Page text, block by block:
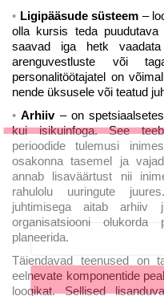
Ligipääsude süsteem –
olla kursis teda puudutava
saavad iga hetk
arenguvestluste või
personalitöötajatel on
nende üksusele või teatud
Arhiiv– on
kui isikuinfoga. See
perioodide tulemusi
osakonna tasemel ja
annab lisaväärtust nii
rahulolu uuringute
juhtimisega aitab arhiiv
organisatsiooni
planeerida.
Täiendavad teenused on
eelnevate komponentide
loogikat. Sellised
LIITU
Ära jää ilma
Liitun